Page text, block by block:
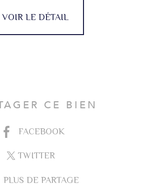
VOIR LE DÉTAIL
CE BIEN
FACEBOOK
TWITTER
PLUS DE PARTAGE